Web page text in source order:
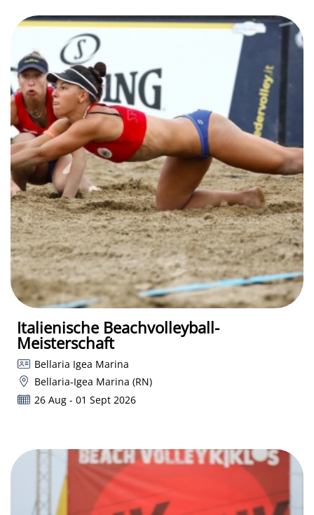
Italienische Beachvolleyball-
Meisterschaft
Bellaria Igea Marina
Bellaria-Igea Marina (RN)
26 Aug - 01 Sept 2026